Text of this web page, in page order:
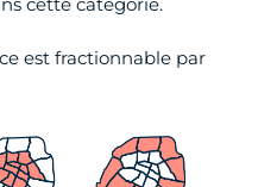
cette catégorie.
est fractionnable par